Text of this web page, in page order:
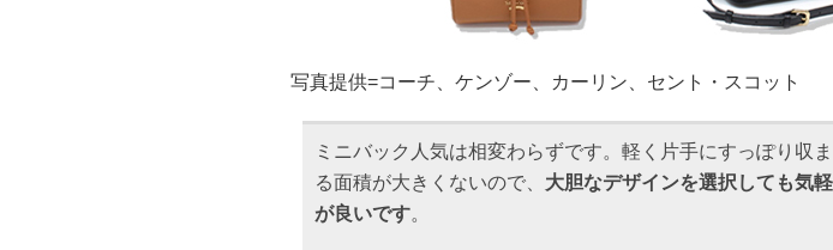
写真提供=コーチ、ケンゾー、カーリン、セント・スコット
ミニバック人気は相変わらずです。軽く片手にすっぽり収
る面積が大きくないので、 大胆なデザインを選択しても気
が良いです。